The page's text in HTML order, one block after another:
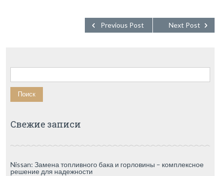
Next Post
Previous Post
Найти:
Свежие записи
Nissan: Замена топливного бака и горловины – комплексное
решение для надежности